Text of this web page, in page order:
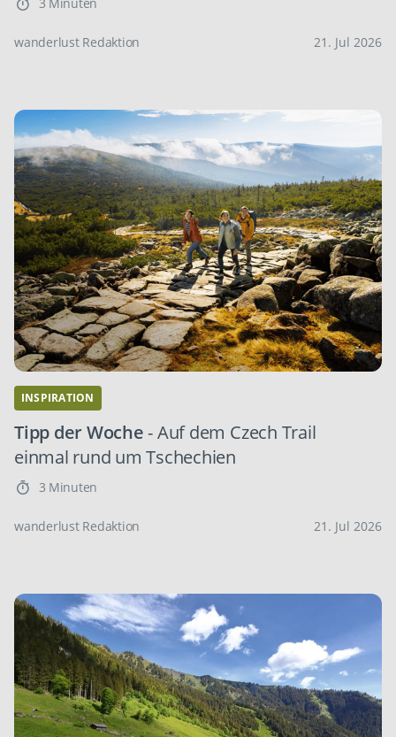
wanderlust Redaktion 21. Jul 2026
INSPIRATION
Tipp der Woche- Auf dem Czech Trail
einmal rund um Tschechien
3 Minuten
wanderlust Redaktion 21. Jul 2026